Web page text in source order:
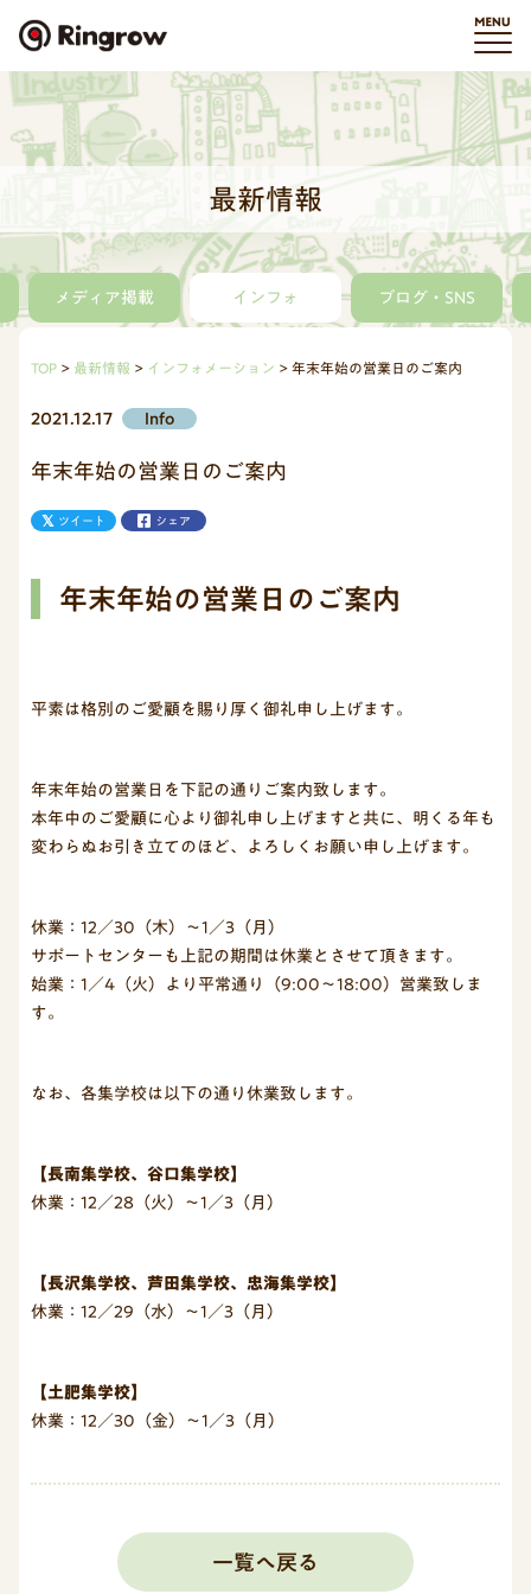
最新情報
メディア掲載 インフォ ブログ・SNS
TOP 最新情報 インフォメーション 年末年始の営業日のご案内
2021.12.17 Info
年末年始の営業日のご案内
ツイート シェア
年末年始の営業日のご案内
平素は格別のご愛顧を賜り厚く御礼申し上げます。
年末年始の営業日を下記の通りご案内致します。
本年中のご愛顧に心より御礼申し上げますと共に、明くる年も
変わらぬお引き立てのほど、よろしくお願い申し上げます。
休業：12／30（木）～1／3（月）
サポートセンターも上記の期間は休業とさせて頂きます。
始業：1／4（火）より平常通り（9:00～18:00）営業致しま
す。
なお、各集学校は以下の通り休業致します。
【長南集学校、谷口集学校】
休業：12／28（火）～1／3（月）
【長沢集学校、芦田集学校、忠海集学校】
休業：12／29（水）～1／3（月）
【土肥集学校】
休業：12／30（金）～1／3（月）
一覧へ戻る